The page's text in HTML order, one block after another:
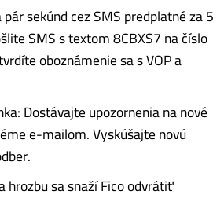
sekúnd cez SMS predplatné za 5
SMS s textom 8CBXS7 na číslo
oboznámenie sa s VOP a
Dostávajte upozornenia na nové
e-mailom. Vyskúšajte novú
hrozbu sa snaží Fico odvrátiť